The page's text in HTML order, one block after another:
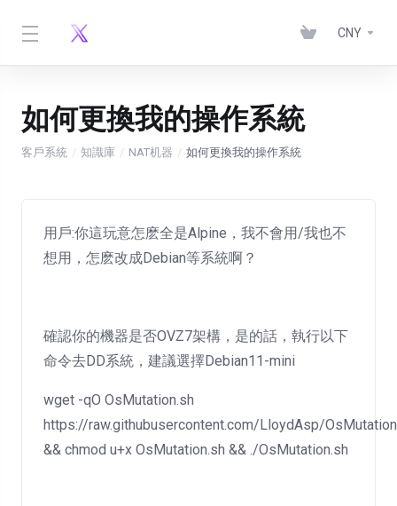
CNY
如何更換我的操作系統
客戶系統 知識庫 NAT机器 如何更換我的操作系統
用戶:你這玩意怎麽全是Alpine，我不會用/我也不
想用，怎麽改成Debian等系統啊？
確認你的機器是否OVZ7架構，是的話，執行以下
命令去DD系統，建議選擇Debian11-mini
wget -qO OsMutation.sh
https://raw.githubusercontent.com/LloydAsp/
&& chmod u+x OsMutation.sh && ./OsMutation.sh